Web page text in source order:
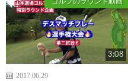
3:08
2017.06.29